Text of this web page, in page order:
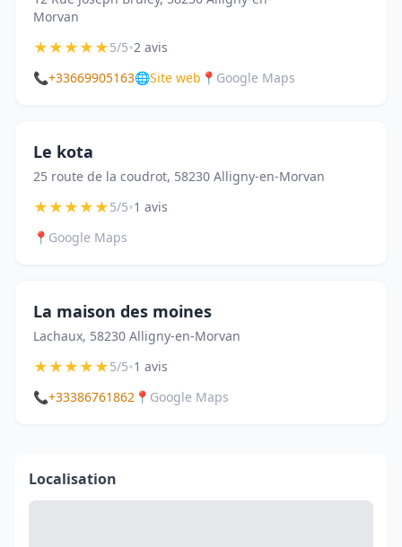
Morvan
★★★★★5/5•2 avis
📞+33669905163🌐Site web 📍 Google Maps
Le kota
25 route de la coudrot, 58230 Alligny-en-Morvan
★★★★★5/5•1 avis
📍 Google Maps
La maison des moines
Lachaux, 58230 Alligny-en-Morvan
★★★★★5/5•1 avis
📞+33386761862 📍 Google Maps
Localisation